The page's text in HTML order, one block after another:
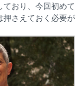
ており、今回初めて
押さえておく必要が